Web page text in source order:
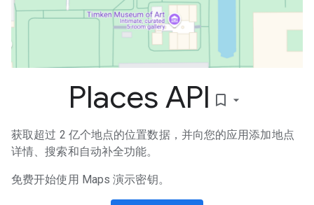
Places API bookmark_border
获取超过 2 亿个地点的位置数据，并向您的应用添加地点
详情、搜索和自动补全功能。
免费开始使用 Maps 演示密钥。